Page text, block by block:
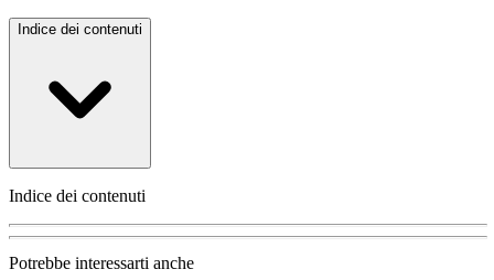
Indice dei contenuti
Indice dei contenuti
Potrebbe interessarti anche